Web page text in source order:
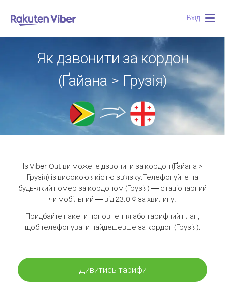
Вхід
Як дзвонити за кордон
(Ґайана > Грузія)
Із Viber Out ви можете дзвонити за кордон (Ґайана >
Грузія) із високою якістю зв'язку.Телефонуйте на
будь-який номер за кордоном (Грузія) — стаціонарний
чи мобільний — від 23.0 ¢ за хвилину.
Придбайте пакети поповнення або тарифний план,
щоб телефонувати найдешевше за кордон (Грузія).
Дивитись тарифи